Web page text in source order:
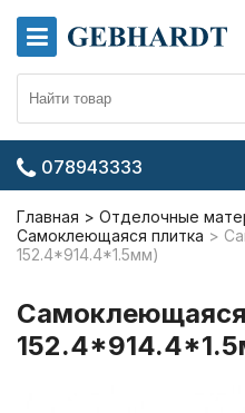
078943333
Главная Отделочные
Самоклеющаяся плитка
152.4*914.4*1.5мм)